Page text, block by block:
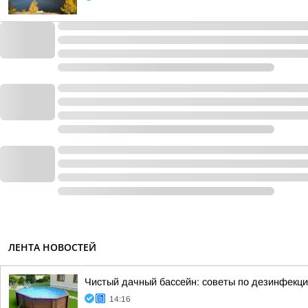
ЛЕНТА НОВОСТЕЙ
Чистый дачный бассейн: советы по
14:16